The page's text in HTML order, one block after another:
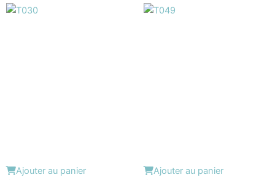
Ajouter au panier
Ajouter au panier